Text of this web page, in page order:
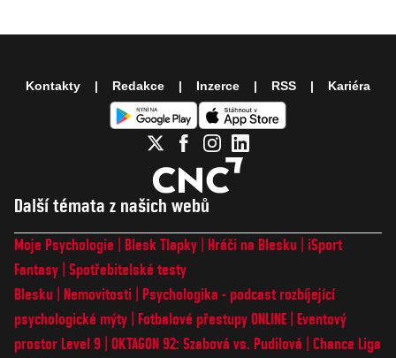
Další témata z našich webů
Moje Psychologie Blesk Tlapky Hráči na Blesku
iSport
Fantasy Spotřebitelské testy
Blesku
Nemovitosti
Psychologika - podcast rozbíjející
psychologické mýty
Fotbalové přestupy ONLINE
Eventový
prostor Level 9 OKTAGON 92: Szabová vs. Pudilová
Chance Liga
Kontakty Redakce Inzerce RSS Kariéra